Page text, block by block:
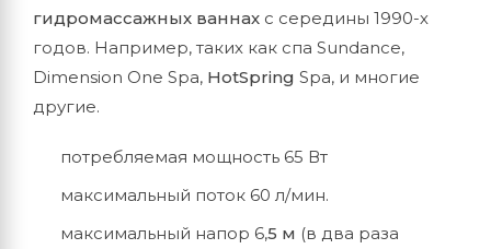
гидромассажных ваннах с середины 1990-х
годов. Например, таких как спа Sundance,
Dimension One Spa, HotSpring Spa, и многие
другие.
потребляемая мощность 65 Вт
максимальный поток 60 л/мин.
максимальный напор 6,5 м (в два раза